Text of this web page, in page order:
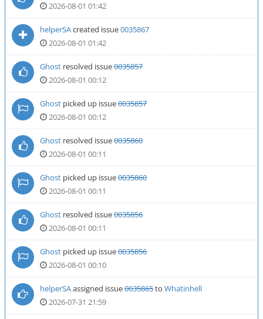
2026-08-01 01:42
helperSAcreated issue0035867
2026-08-01 01:42
Ghost resolved issue0035857
2026-08-01 00:12
Ghost picked up issue0035857
2026-08-01 00:12
Ghost resolved issue0035860
2026-08-01 00:11
Ghost picked up issue0035860
2026-08-01 00:11
Ghost resolved issue0035856
2026-08-01 00:11
Ghost picked up issue0035856
2026-08-01 00:10
helperSAassigned issue0035865to Whatinhell
2026-07-31 21:59